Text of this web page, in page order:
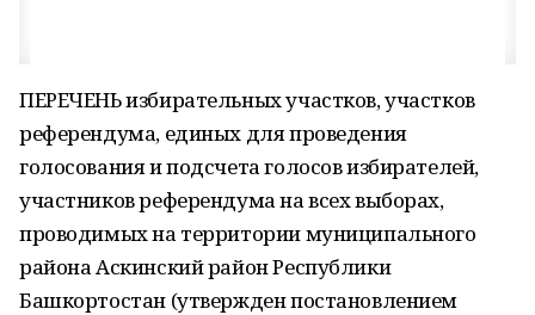
ПЕРЕЧЕНЬ избирательных участков, участков
референдума, единых для проведения
голосования и подсчета голосов избирателей,
участников референдума на всех выборах,
проводимых на территории муниципального
района Аскинский район Республики
Башкортостан (утвержден постановлением